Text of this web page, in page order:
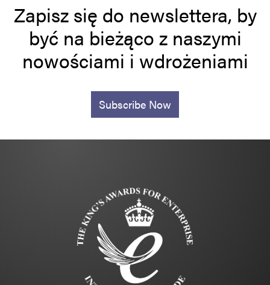
Zapisz się do newslettera, by
być na bieżąco z naszymi
nowościami i wdrożeniami
Subscribe Now